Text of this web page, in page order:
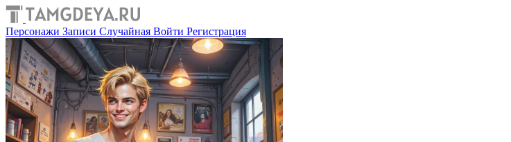
Персонажи Записи Случайная Войти Регистрация